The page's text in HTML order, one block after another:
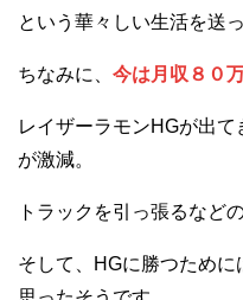
という華々しい生活を送
ちなみに、 今は月収８０
レイザーラモンHGが出
が激減。
トラックを引っ張るなど
そして、HGに勝つために